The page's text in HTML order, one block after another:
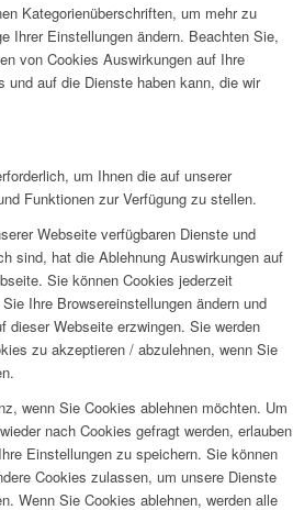
Kategorienüberschriften, um mehr zu
Ihrer Einstellungen ändern. Beachten Sie,
von Cookies Auswirkungen auf Ihre
und auf die Dienste haben kann, die wir
um Ihnen die auf unserer
Funktionen zur Verfügung zu stellen.
Webseite verfügbaren Dienste und
sind, hat die Ablehnung Auswirkungen auf
Sie können Cookies jederzeit
Ihre Browsereinstellungen ändern und
dieser Webseite erzwingen. Sie werden
zu akzeptieren / abzulehnen, wenn Sie
wenn Sie Cookies ablehnen möchten. Um
nach Cookies gefragt werden, erlauben
Einstellungen zu speichern. Sie können
Cookies zulassen, um unsere Dienste
Wenn Sie Cookies ablehnen, werden alle